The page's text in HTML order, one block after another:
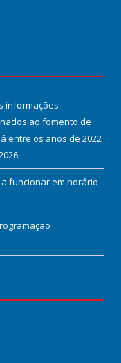
informações
ao fomento de
entre os anos de 2022
funcionar em horário